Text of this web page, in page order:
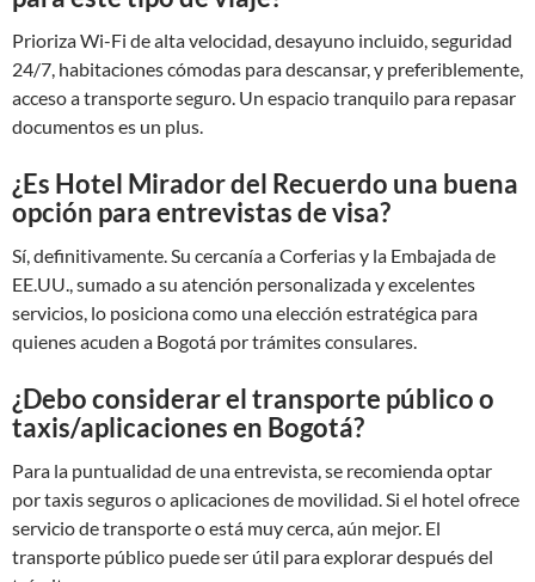
Prioriza Wi-Fi de alta velocidad, desayuno incluido, seguridad
24/7, habitaciones cómodas para descansar, y preferiblemente,
acceso a transporte seguro. Un espacio tranquilo para repasar
documentos es un plus.
¿Es Hotel Mirador del Recuerdo una buena
opción para entrevistas de visa?
Sí, definitivamente. Su cercanía a Corferias y la Embajada de
EE.UU., sumado a su atención personalizada y excelentes
servicios, lo posiciona como una elección estratégica para
quienes acuden a Bogotá por trámites consulares.
¿Debo considerar el transporte público o
taxis/aplicaciones en Bogotá?
Para la puntualidad de una entrevista, se recomienda optar
por taxis seguros o aplicaciones de movilidad. Si el hotel ofrece
servicio de transporte o está muy cerca, aún mejor. El
transporte público puede ser útil para explorar después del